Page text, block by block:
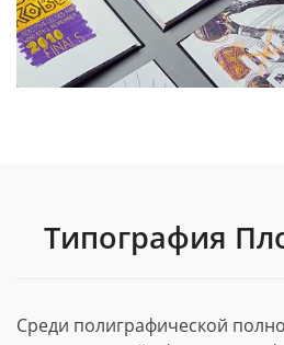
Типография
Среди полиграфической